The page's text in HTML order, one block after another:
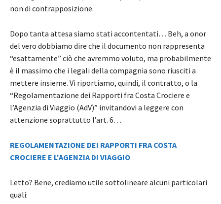
non di contrapposizione.
Dopo tanta attesa siamo stati accontentati… Beh, a onor
del vero dobbiamo dire che il documento non rappresenta
“esattamente” ciò che avremmo voluto, ma probabilmente
è il massimo che i legali della compagnia sono riusciti a
mettere insieme. Vi riportiamo, quindi, il contratto, o la
“Regolamentazione dei Rapporti fra Costa Crociere e
l’Agenzia di Viaggio (AdV)” invitandovi a leggere con
attenzione soprattutto l’art. 6…
REGOLAMENTAZIONE DEI RAPPORTI FRA COSTA
CROCIERE E L'AGENZIA DI VIAGGIO
Letto? Bene, crediamo utile sottolineare alcuni particolari
quali: